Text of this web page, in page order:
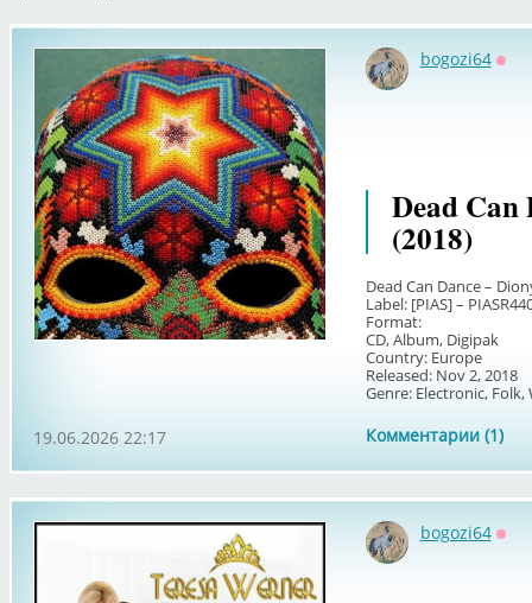
bogozi64
Dead Can
(2018)
Dead Can Dance –
Label: [PIAS] –
Format:
CD, Album, Digipak
Country: Europe
Released: Nov 2, 2018
Genre: Electronic, Folk,
Комментарии (1)
19.06.2026 22:17
bogozi64